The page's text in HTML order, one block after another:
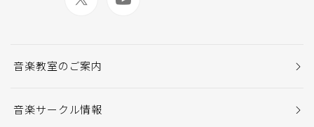
音楽教室のご案内
音楽サークル情報